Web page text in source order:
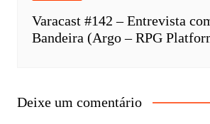
Varacast #142 – Entrevista
Bandeira (Argo – RPG
Deixe um comentário